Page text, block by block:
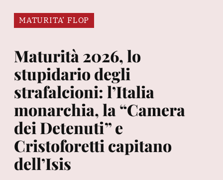
MATURITA’ FLOP
Maturità 2026, lo
stupidario degli
strafalcioni: l’Italia
monarchia, la “Camera
dei Detenuti” e
Cristoforetti capitano
dell’Isis